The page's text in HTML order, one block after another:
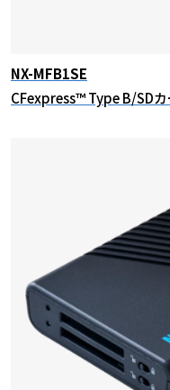
NX-MFB1SE
CFexpress™ Type B/SD